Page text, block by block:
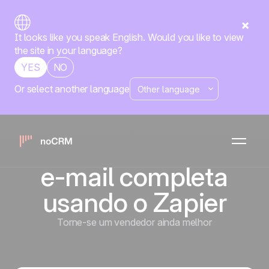
It looks like you speak English. Would you like to view
the site in your language?
YES
NO
Or select another language
Como construir
uma máquina de
automação de
e-mail completa
usando o Zapier
Torne-se um vendedor ainda melhor